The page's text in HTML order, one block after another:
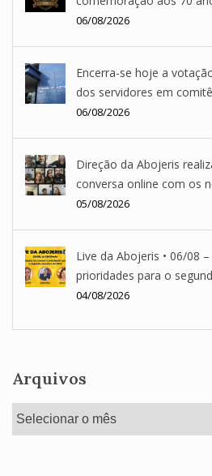
06/08/2026
Encerra-se hoje a
dos servidores em
06/08/2026
Direção da Abojeris
conversa online com os
05/08/2026
Live da Abojeris • 06/08
prioridades para o
04/08/2026
Arquivos
Arquivos